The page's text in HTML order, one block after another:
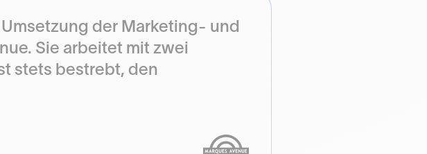
der Marketing- und
Sie arbeitet mit zwei
stets bestrebt, den